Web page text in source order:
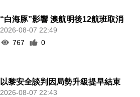
“白海豚”影響 澳航明後12航班取消
2026-08-07 22:49
767
0
以黎安全談判因局勢升級提早結束
2026-08-07 22:43